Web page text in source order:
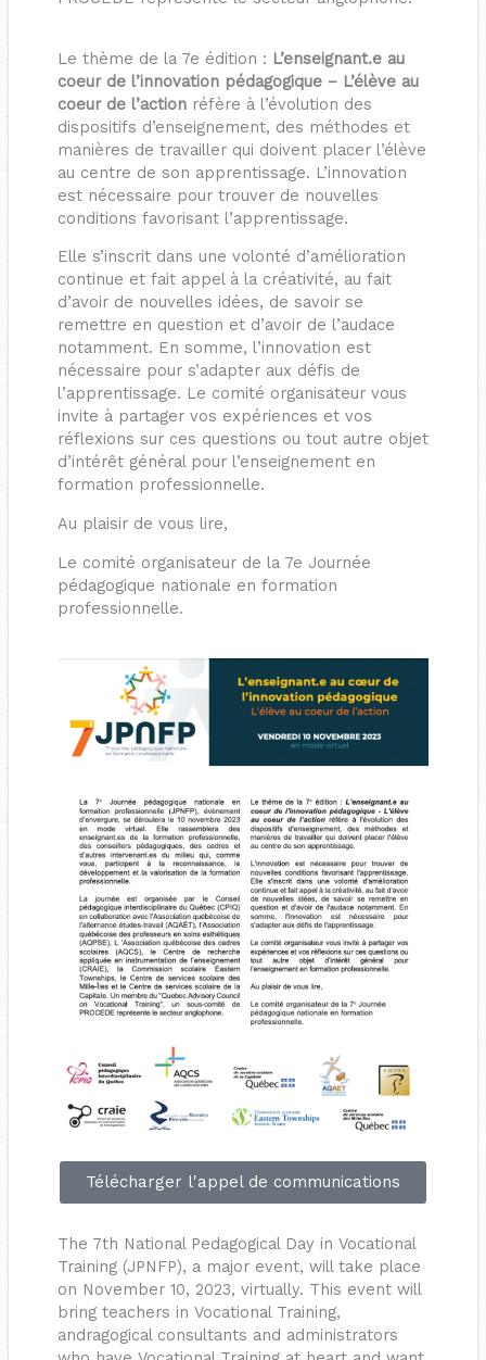
Le thème de la 7e édition : L’enseignant.e au
coeur de l’innovation pédagogique – L’élève au
coeur de l’actionréfère à l’évolution des
dispositifs d’enseignement, des méthodes et
manières de travailler qui doivent placer l’élève
au centre de son apprentissage. L’innovation
est nécessaire pour trouver de nouvelles
conditions favorisant l’apprentissage.
Elle s’inscrit dans une volonté d’amélioration
continue et fait appel à la créativité, au fait
d’avoir de nouvelles idées, de savoir se
remettre en question et d’avoir de l’audace
notamment. En somme, l’innovation est
nécessaire pour s’adapter aux défis de
l’apprentissage. Le comité organisateur vous
invite à partager vos expériences et vos
réflexions sur ces questions ou tout autre objet
d’intérêt général pour l’enseignement en
formation professionnelle.
Au plaisir de vous lire,
Le comité organisateur de la 7e Journée
pédagogique nationale en formation
professionnelle.
Télécharger l'appel de communications
The 7th National Pedagogical Day in Vocational
Training (JPNFP), a major event, will take place
on November 10, 2023, virtually. This event will
bring teachers in Vocational Training,
andragogical consultants and administrators